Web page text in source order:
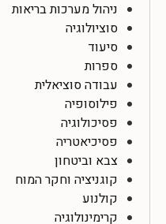
ניהול מערכות בריאות
סוציולוגיה
סיעוד
ספרות
עבודה סוציאלית
פילוסופיה
פסיכולוגיה
פסיכיאטריה
צבא וביטחון
קוגניציה וחקר המוח
קולנוע
קרימינולוגיה